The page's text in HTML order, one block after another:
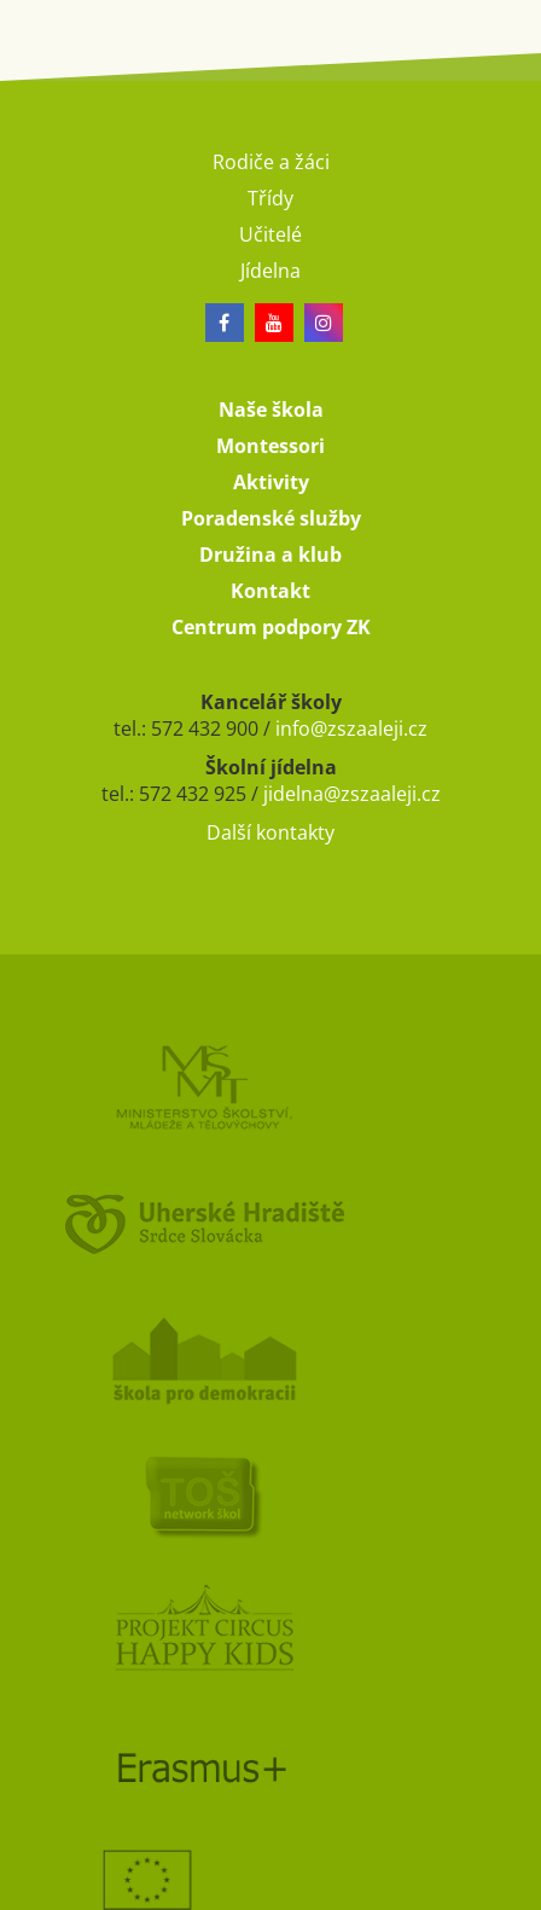
Rodiče a žáci
Třídy
Učitelé
Jídelna
Naše škola
Montessori
Aktivity
Poradenské služby
Družina a klub
Kontakt
Centrum podpory ZK
Kancelář školy
tel.: 572 432 900 / info@zszaaleji.cz
Školní jídelna
tel.: 572 432 925 / jidelna@zszaaleji.cz
Další kontakty